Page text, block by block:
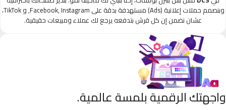
وبنصمم حملات إعلانية (Ads) مستهدفة بدقة على Facebook, Instagram, و TikTok،
عشان نضمن إن كل قرش بتدفعه يرجع لك عملاء ومبيعات حقيقية.
واجهتك الرقمية بلمسة عالمية.